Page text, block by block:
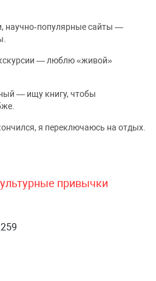
научно‑популярные сайты —
— люблю «живой»
— ищу книгу, чтобы
я переключаюсь на отдых.
привычки